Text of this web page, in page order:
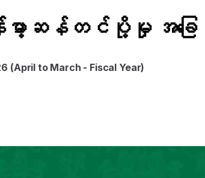
မာ့ဆန်တင်ပို့မှု အခြေအန
(April to March - Fiscal Year)